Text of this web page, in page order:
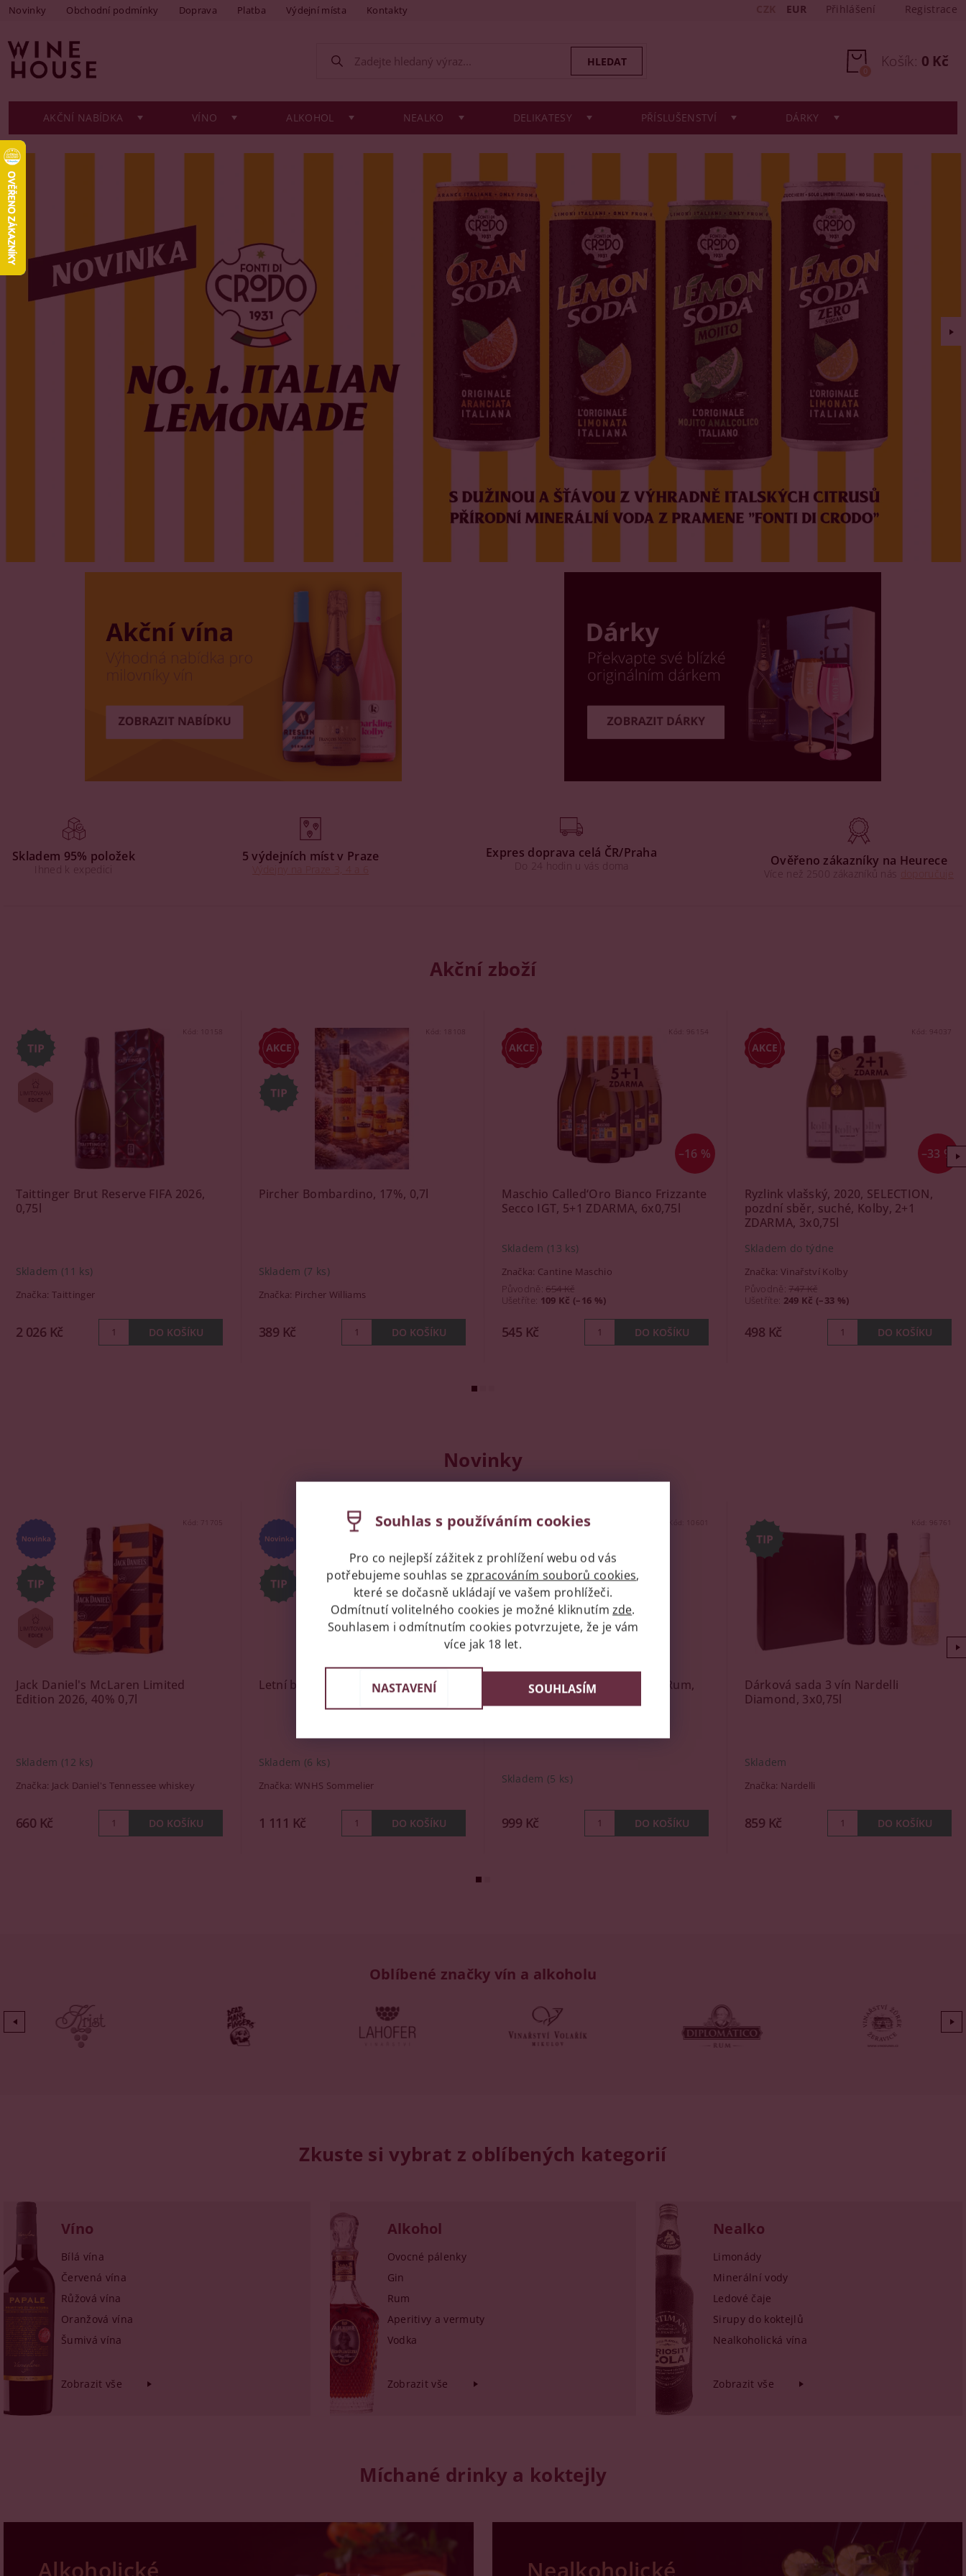
Novinky Obchodní podmínky Doprava Platba Výdejní místa Kontakty EUR Přihlášení Registrace
Košík: 0 Kč
0
AKČNÍ NABÍDKA VÍNO ALKOHOL NEALKO DELIKATESY PŘÍSLUŠENSTVÍ DÁRKY
Skladem 95% položek
Ihned k expedici
5 výdejních míst v Praze
Výdejny na Praze 3, 4 a 6
Expres doprava celá ČR/Praha
Do 24 hodin u vás doma Ověřeno zákazníky na Heurece
Více než 2500 zákazníků nás
Akční zboží
Kód: 10158
Taittinger Brut Reserve FIFA 2026,
0,75l
Skladem (11 ks)
Značka:Taittinger
2 026 Kč
Kód:
Pircher Bombardino, 17%, 0,7l
Skladem (7 ks)
Značka: Pircher Williams
389 Kč
–16 %
Kód: 96154
Maschio Called‘Oro Bianco Frizzante
Secco IGT, 5+1 ZDARMA, 6x0,75l
Skladem (13 ks)
Značka: Cantine Maschio
Původně:654 Kč
Ušetříte: 109 Kč (–16 %)
545 Kč
–33 %
Kód: 94037
Ryzlink vlašský, 2020, SELECTION,
pozdní sběr, suché, Kolby, 2+1
ZDARMA, 3x0,75l
Skladem do týdne
Značka:Vinařství Kolby
Původně:747 Kč
Ušetříte: 249 Kč (–33 %)
498 Kč
Novinky
Kód: 71705
Jack Daniel's McLaren Limited
Edition 2026, 40% 0,7l
Skladem (12 ks)
Značka: Jack Daniel's Tennessee whiskey
660 Kč
Kód: 82464
Letní balíček Vinho Verde, 6x0,75l
Skladem (6 ks)
Značka:WNHS Sommelier
1 111 Kč
Iron Maiden Caribbean Dark Rum,
Skladem (5 ks)
999 Kč
Kód: 96761
Dárková sada 3 vín Nardelli
Diamond, 3x0,75l
Skladem
Značka: Nardelli
859 Kč
Oblíbené značky vín a alkoholu
Zkuste si vybrat z oblíbených kategorií
Víno
Bílá vína
Červená vína
Růžová vína
Oranžová vína
Šumivá vína
Zobrazit vše
Alkohol
Ovocné pálenky
Gin
Rum
Aperitivy a vermuty
Vodka
Zobrazit vše
Nealko
Limonády
Minerální vody
Ledové čaje
Sirupy do koktejlů
Nealkoholická vína
Zobrazit vše
Míchané drinky a koktejly
Alkoholické Nealkoholické
Souhlas s používáním cookies
Pro co nejlepší zážitek z prohlížení webu od vás
potřebujeme souhlas se zpracováním souborů cookies,
které se dočasně ukládají ve vašem prohlížeči.
Odmítnutí volitelného cookies je možné kliknutímzde.
Souhlasem i odmítnutím cookies potvrzujete, že je vám
více jak 18 let.
NASTAVENÍ SOUHLASÍM